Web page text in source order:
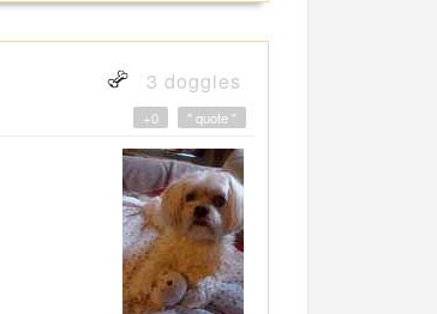
3 doggies
" quote "
+0